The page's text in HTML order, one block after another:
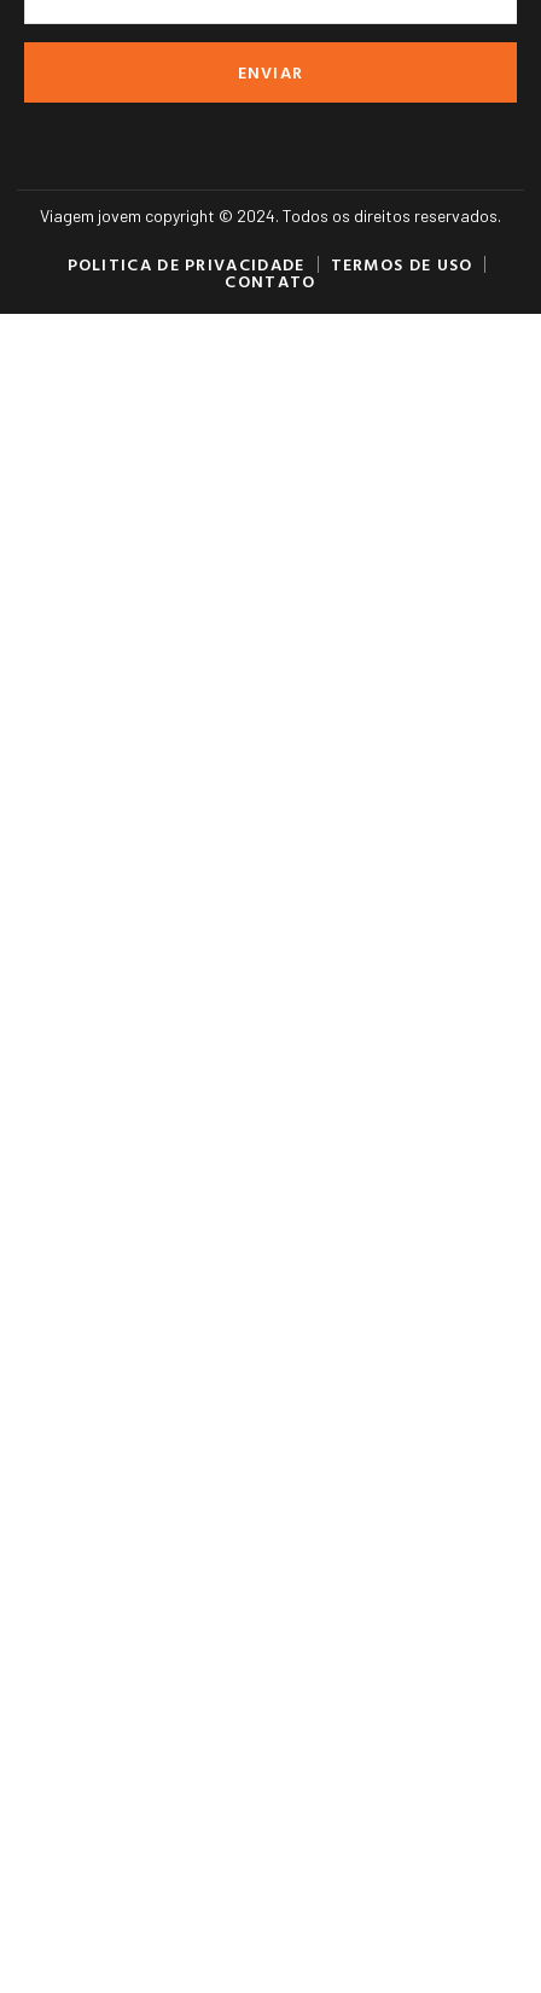
ENVIAR
Viagem jovem copyright © 2024. Todos os direitos reservados.
POLITICA DE PRIVACIDADE TERMOS DE USO
CONTATO